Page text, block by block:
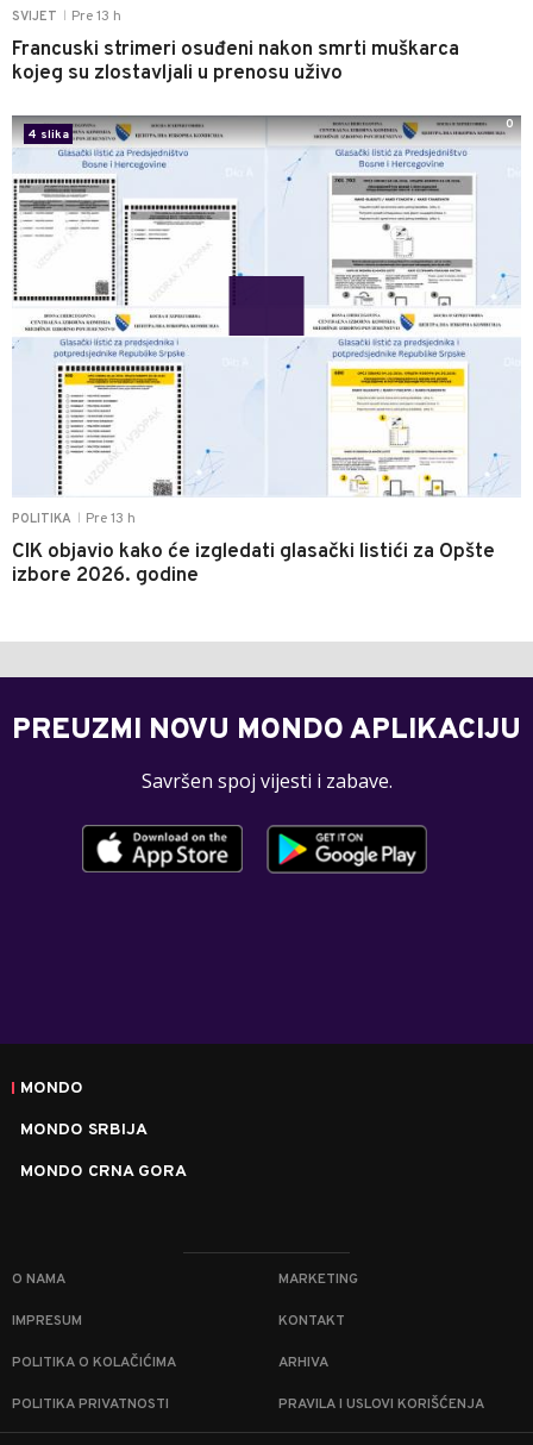
SVIJET Pre 13 h
Francuski strimeri osuđeni nakon smrti muškarca
kojeg su zlostavljali u prenosu uživo
POLITIKA Pre 13 h
CIK objavio kako će izgledati glasački listići za Opšte
izbore 2026. godine
4 slika
0
PREUZMI NOVU MONDO APLIKACIJU
Savršen spoj vijesti i zabave.
MONDO
MONDO SRBIJA
MONDO CRNA GORA
O NAMA MARKETING
IMPRESUM KONTAKT
POLITIKA O KOLAČIĆIMA ARHIVA
POLITIKA PRIVATNOSTI PRAVILA I USLOVI KORIŠĆENJA